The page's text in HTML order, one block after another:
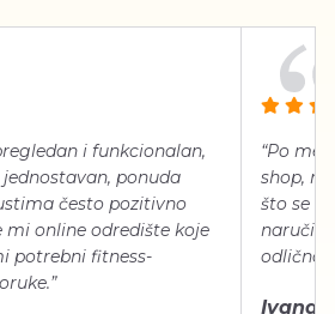
i funkcionalan,
ponuda
često pozitivno
mi online odredište koje
potrebni fitness-
“Po
shop,
što se
naručiti,
odlično
Ivana